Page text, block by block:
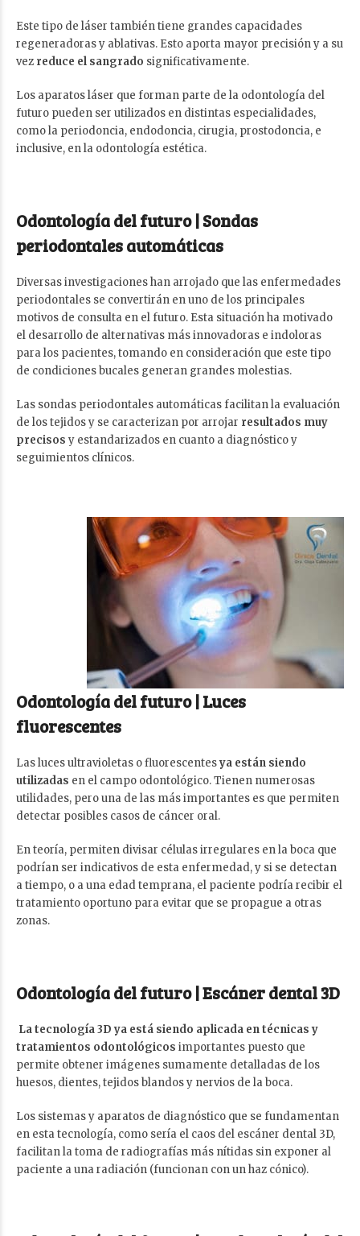
Este tipo de láser también tiene grandes capacidades
regeneradoras y ablativas. Esto aporta mayor precisión y a su
vez reduce el sangrado significativamente.
Los aparatos láser que forman parte de la odontología del
futuro pueden ser utilizados en distintas especialidades,
como la periodoncia, endodoncia, cirugia, prostodoncia, e
inclusive, en la odontología estética.
Odontología del futuro |Sondas
periodontales automáticas
Diversas investigaciones han arrojado que las enfermedades
periodontales se convertirán en uno de los principales
motivos de consulta en el futuro. Esta situación ha motivado
el desarrollo de alternativas más innovadoras e indoloras
para los pacientes, tomando en consideración que este tipo
de condiciones bucales generan grandes molestias.
Las sondas periodontales automáticas facilitan la evaluación
de los tejidos y se caracterizan por arrojar resultados muy
precisos y estandarizados en cuanto a diagnóstico y
seguimientos clínicos.
Odontología del futuro |Luces
fluorescentes
Las luces ultravioletas o fluorescentesya están siendo
utilizadas en el campo odontológico. Tienen numerosas
utilidades, pero una de las más importantes es que permiten
detectar posibles casos de cáncer oral.
En teoría, permiten divisar células irregulares en la boca que
podrían ser indicativos de esta enfermedad, y si se detectan
a tiempo, o a una edad temprana, el paciente podría recibir el
tratamiento oportuno para evitar que se propague a otras
zonas.
Odontología del futuro |Escáner dental 3D
La tecnología 3D ya está siendo aplicada en técnicas y
tratamientos odontológicos importantes puesto que
permite obtener imágenes sumamente detalladas de los
huesos, dientes, tejidos blandos y nervios de la boca.
Los sistemas y aparatos de diagnóstico que se fundamentan
en esta tecnología, como sería el caos del escáner dental 3D,
facilitan la toma de radiografías más nítidas sin exponer al
paciente a una radiación (funcionan con un haz cónico).